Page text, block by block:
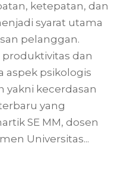
ketepatan, dan
syarat utama
pelanggan.
dan
aspek psikologis
yakni kecerdasan
yang
SE MM, dosen
Universitas...